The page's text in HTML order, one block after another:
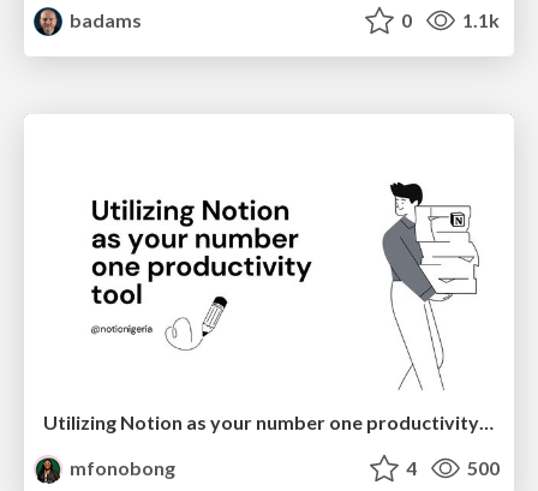
badams
0 1.1k
mfonobong
4 500